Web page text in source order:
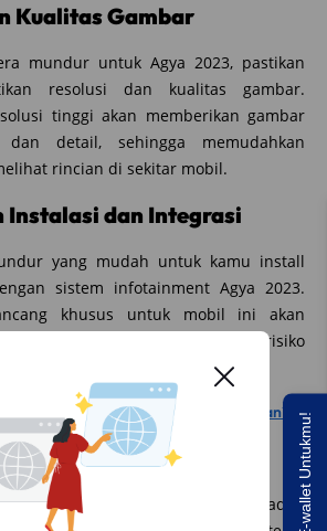
Kualitas Gambar
mundur untuk Agya 2023, pastikan
resolusi dan kualitas gambar.
tinggi akan memberikan gambar
detail, sehingga memudahkan
rincian di sekitar mobil.
Instalasi dan Integrasi
yang mudah untuk kamu install
sistem infotainment Agya 2023.
khusus untuk mobil ini akan
lebih baik dan meminimalkan risiko
teknis.
Karpet Mobil Bisa Sebabkan Kecelakaan?
Tahan Lama
tahan air dan tahan terhadapSaldo E-wallet Untukmu!